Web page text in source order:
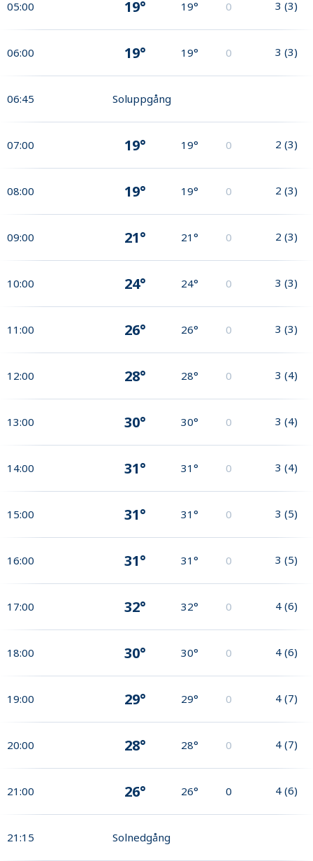
05:00 19° 19° 0 3 (3)
06:00 19° 19° 0 3 (3)
06:45 Soluppgång
07:00 19° 19° 0 2 (3)
08:00 19° 19° 0 2 (3)
09:00 21° 21° 0 2 (3)
10:00 24° 24° 0 3 (3)
11:00 26° 26° 0 3 (3)
12:00 28° 28° 0 3 (4)
13:00 30° 30° 0 3 (4)
14:00 31° 31° 0 3 (4)
15:00 31° 31° 0 3 (5)
16:00 31° 31° 0 3 (5)
17:00 32° 32° 0 4 (6)
18:00 30° 30° 0 4 (6)
19:00 29° 29° 0 4 (7)
20:00 28° 28° 0 4 (7)
21:00 26° 26° 0 4 (6)
21:15 Solnedgång